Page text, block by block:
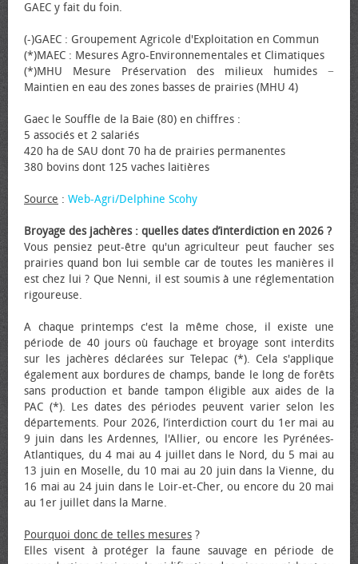
GAEC y fait du foin.
(-)GAEC : Groupement Agricole d'Exploitation en Commun
(*)MAEC : Mesures Agro-Environnementales et Climatiques
(*)MHU Mesure Préservation des milieux humides −
Maintien en eau des zones basses de prairies (MHU 4)
Gaec le Souffle de la Baie (80) en chiffres :
5 associés et 2 salariés
420 ha de SAU dont 70 ha de prairies permanentes
380 bovins dont 125 vaches laitières
Source : Web-Agri/Delphine Scohy
Broyage des jachères : quelles dates d’interdiction en 2026 ?
Vous pensiez peut-être qu'un agriculteur peut faucher ses
prairies quand bon lui semble car de toutes les manières il
est chez lui ? Que Nenni, il est soumis à une réglementation
rigoureuse.
A chaque printemps c'est la même chose, il existe une
période de 40 jours où fauchage et broyage sont interdits
sur les jachères déclarées sur Telepac (*). Cela s'applique
également aux bordures de champs, bande le long de forêts
sans production et bande tampon éligible aux aides de la
PAC (*). Les dates des périodes peuvent varier selon les
départements. Pour 2026, l’interdiction court du 1er mai au
9 juin dans les Ardennes, l'Allier, ou encore les Pyrénées-
Atlantiques, du 4 mai au 4 juillet dans le Nord, du 5 mai au
13 juin en Moselle, du 10 mai au 20 juin dans la Vienne, du
16 mai au 24 juin dans le Loir-et-Cher, ou encore du 20 mai
au 1er juillet dans la Marne.
Pourquoi donc de telles mesures ?
Elles visent à protéger la faune sauvage en période de